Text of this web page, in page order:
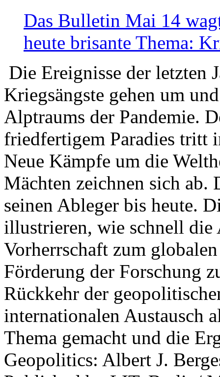
Das Bulletin Mai 14
heute brisante Thema:
Die Ereignisse der letzten
Kriegsängste gehen um
Alptraums der Pandemie.
friedfertigem Paradies tritt
Neue Kämpfe um die
Mächten zeichnen sich
seinen Ableger bis heute.
illustrieren, wie schnell die
Vorherrschaft zum
Förderung der Forschung
Rückkehr der
internationalen Austausch
Thema gemacht und die
Geopolitics: Albert J.